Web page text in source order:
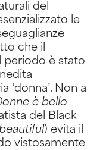
del
le
che il
periodo è stato
‘donna’. Non a
è bello
del Black
) evita il
vistosamente